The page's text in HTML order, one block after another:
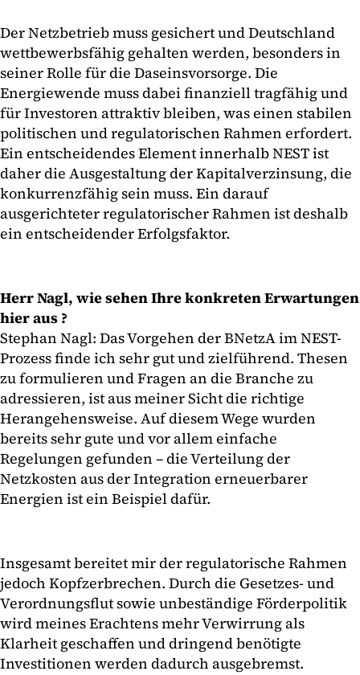
Der Netzbetrieb muss gesichert und Deutschland
wettbewerbsfähig gehalten werden, besonders in
seiner Rolle für die Daseinsvorsorge. Die
Energiewende muss dabei finanziell tragfähig und
für Investoren attraktiv bleiben, was einen stabilen
politischen und regulatorischen Rahmen erfordert.
Ein entscheidendes Element innerhalb NEST ist
daher die Ausgestaltung der Kapitalverzinsung, die
konkurrenzfähig sein muss. Ein darauf
ausgerichteter regulatorischer Rahmen ist deshalb
ein entscheidender Erfolgsfaktor.
Herr Nagl, wie sehen Ihre konkreten Erwartungen
hier aus ?
Stephan Nagl: Das Vorgehen der BNetzA im NEST-
Prozess finde ich sehr gut und zielführend. Thesen
zu formulieren und Fragen an die Branche zu
adressieren, ist aus meiner Sicht die richtige
Herangehensweise. Auf diesem Wege wurden
bereits sehr gute und vor allem einfache
Regelungen gefunden – die Verteilung der
Netzkosten aus der Integration erneuerbarer
Energien ist ein Beispiel dafür.
Insgesamt bereitet mir der regulatorische Rahmen
jedoch Kopfzerbrechen. Durch die Gesetzes- und
Verordnungsflut sowie unbeständige Förderpolitik
wird meines Erachtens mehr Verwirrung als
Klarheit geschaffen und dringend benötigte
Investitionen werden dadurch ausgebremst.